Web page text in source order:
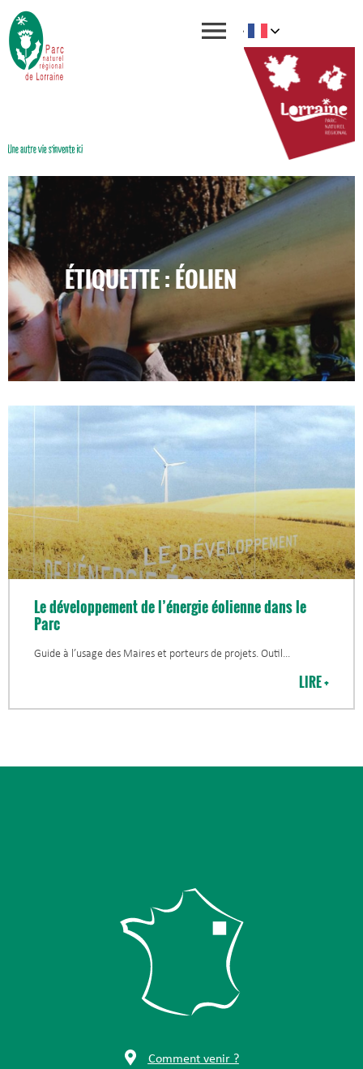
ÉTIQUETTE : ÉOLIEN
Le développement de l’énergie éolienne dans le
Parc
Guide à l’usage des Maires et porteurs de projets. Outil
LIRE +
Comment venir ?